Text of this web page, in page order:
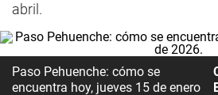
abril.
Paso Pehuenche: cómo se
encuentra hoy, jueves 15 de enero